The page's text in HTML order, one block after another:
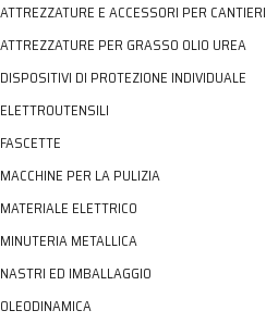
ATTREZZATURE E ACCESSORI PER CANTIERI
ATTREZZATURE PER GRASSO OLIO UREA
DISPOSITIVI DI PROTEZIONE INDIVIDUALE
ELETTROUTENSILI
FASCETTE
MACCHINE PER LA PULIZIA
MATERIALE ELETTRICO
MINUTERIA METALLICA
NASTRI ED IMBALLAGGIO
OLEODINAMICA